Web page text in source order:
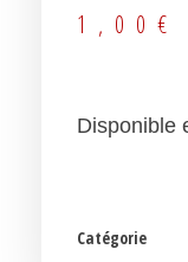
1,00 €
Disponible
Catégorie